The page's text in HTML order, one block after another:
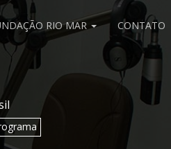
RIO MAR CONTATO